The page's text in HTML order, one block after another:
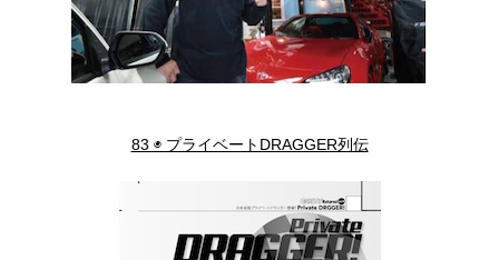
83 ◉ プライベートDRAGGER列伝